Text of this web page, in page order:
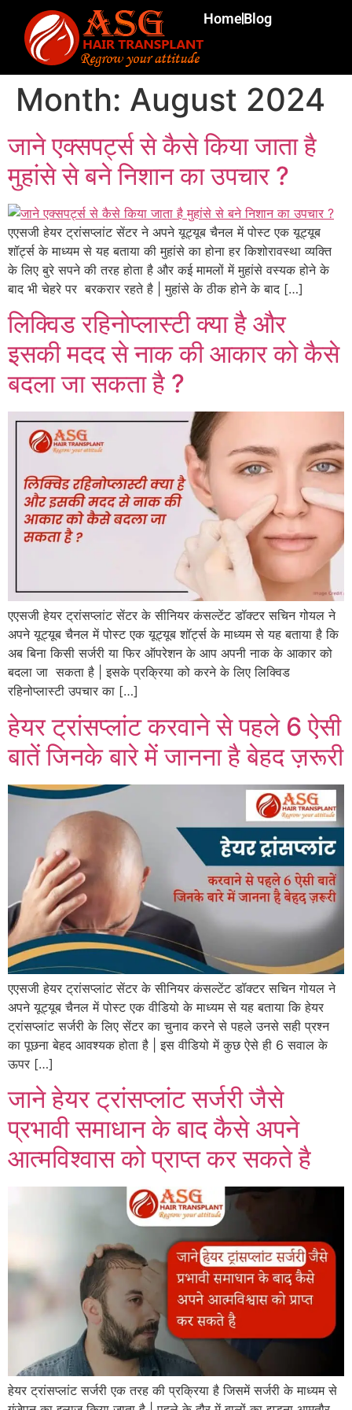
HomeBlog
Month: August 2024
जाने एक्सपर्ट्स से कैसे किया जाता है
मुहांसे से बने निशान का उपचार ?
एएसजी हेयर ट्रांसप्लांट सेंटर ने अपने यूट्यूब चैनल में पोस्ट एक यूट्यूब
शॉर्ट्स के माध्यम से यह बताया की मुहांसे का होना हर किशोरावस्था व्यक्ति
के लिए बुरे सपने की तरह होता है और कई मामलों में मुहांसे वस्यक होने के
बाद भी चेहरे पर बरकरार रहते है | मुहांसे के ठीक होने के बाद […]
लिक्विड रहिनोप्लास्टी क्या है और
इसकी मदद से नाक की आकार को कैसे
बदला जा सकता है ?
एएसजी हेयर ट्रांसप्लांट सेंटर के सीनियर कंसल्टेंट डॉक्टर सचिन गोयल ने
अपने यूट्यूब चैनल में पोस्ट एक यूट्यूब शॉर्ट्स के माध्यम से यह बताया है कि
अब बिना किसी सर्जरी या फिर ऑपरेशन के आप अपनी नाक के आकार को
बदला जा सकता है | इसके प्रक्रिया को करने के लिए लिक्विड
रहिनोप्लास्टी उपचार का […]
हेयर ट्रांसप्लांट करवाने से पहले 6 ऐसी
बातें जिनके बारे में जानना है बेहद ज़रूरी
एएसजी हेयर ट्रांसप्लांट सेंटर के सीनियर कंसल्टेंट डॉक्टर सचिन गोयल ने
अपने यूट्यूब चैनल में पोस्ट एक वीडियो के माध्यम से यह बताया कि हेयर
ट्रांसप्लांट सर्जरी के लिए सेंटर का चुनाव करने से पहले उनसे सही प्रश्न
का पूछना बेहद आवश्यक होता है | इस वीडियो में कुछ ऐसे ही 6 सवाल के
ऊपर […]
जाने हेयर ट्रांसप्लांट सर्जरी जैसे
प्रभावी समाधान के बाद कैसे अपने
आत्मविश्वास को प्राप्त कर सकते है
हेयर ट्रांसप्लांट सर्जरी एक तरह की प्रक्रिया है जिसमें सर्जरी के माध्यम से